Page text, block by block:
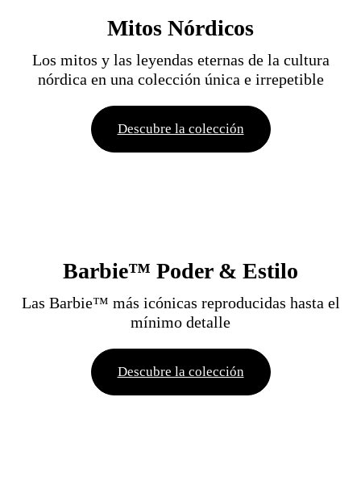
Mitos Nórdicos
Los mitos y las leyendas eternas de la cultura
nórdica en una colección única e irrepetible
Descubre la colección
Barbie™ Poder & Estilo
Las Barbie™ más icónicas reproducidas hasta el
mínimo detalle
Descubre la colección